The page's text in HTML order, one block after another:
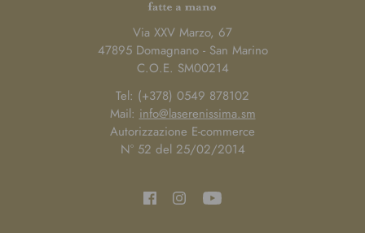
Via XXV Marzo, 67
47895 Domagnano - San Marino
C.O.E. SM00214
Tel: (+378) 0549 878102
Mail: info@laserenissima.sm
Autorizzazione E-commerce
N° 52 del 25/02/2014